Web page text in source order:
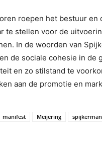
roepen het bestuur en
te stellen voor de
In de woorden van
de sociale cohesie in de
en zo stilstand te
aan de promotie en
manifest Meijering spijkerman